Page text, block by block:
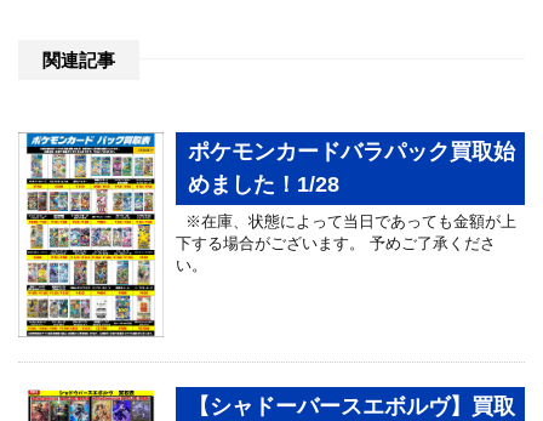
関連記事
ポケモンカードバラパック買取始
めました！1/28
※在庫、状態によって当日であっても金額が上
下する場合がございます。 予めご了承くださ
い。
【シャドーバースエボルヴ】買取